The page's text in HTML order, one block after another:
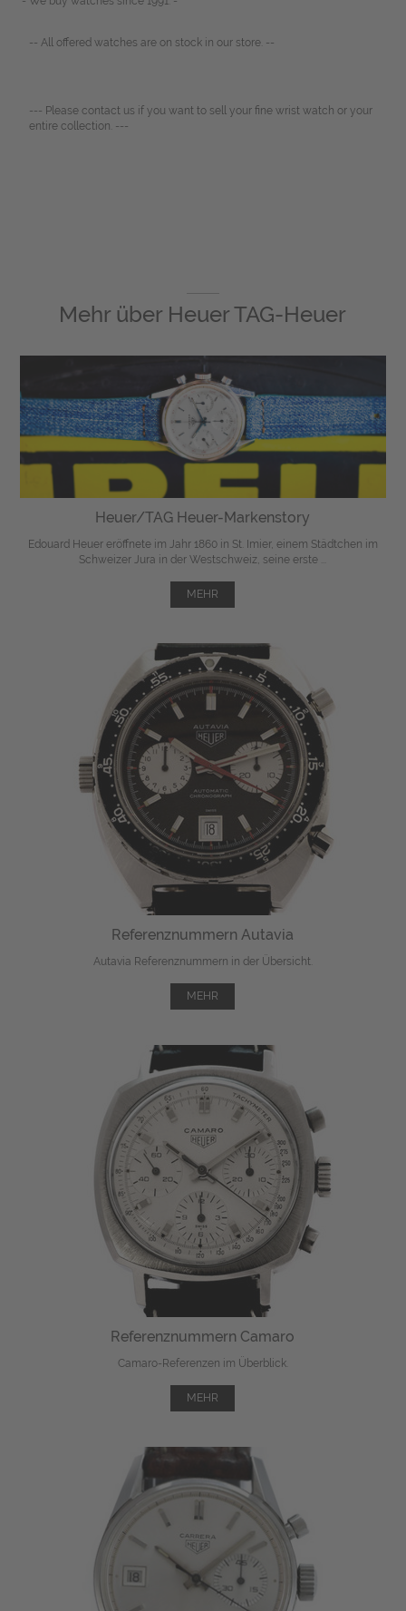
-- All offered watches are on stock in our store. --
--- Please contact us if you want to sell your fine wrist watch or your
entire collection. ---
Mehr über Heuer TAG-Heuer
Heuer/TAG Heuer-Markenstory
Edouard Heuer eröffnete im Jahr 1860 in St. Imier, einem Städtchen im
Schweizer Jura in der Westschweiz, seine erste ...
MEHR
Referenznummern Autavia
Autavia Referenznummern in der Übersicht.
MEHR
Referenznummern Camaro
Camaro-Referenzen im Überblick.
MEHR